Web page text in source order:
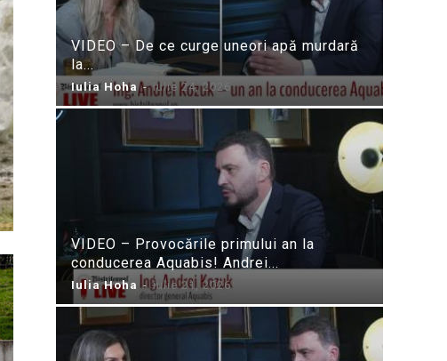
VIDEO – De ce curge uneori apă murdară
la...
Iulia Hoha - iulie 24, 2026
VIDEO – Provocările primului an la
conducerea Aquabis! Andrei...
Iulia Hoha - iulie 21, 2026